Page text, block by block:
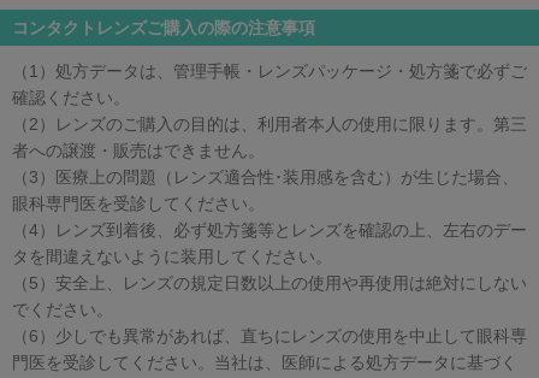
コンタクトレンズご購入の際の注意事項
（1）処方データは、管理手帳・レンズパッケージ・処方箋で必ずご
確認ください。
（2）レンズのご購入の目的は、利用者本人の使用に限ります。第三
者への譲渡・販売はできません。
（3）医療上の問題（レンズ適合性･装用感を含む）が生じた場合、
眼科専門医を受診してください。
（4）レンズ到着後、必ず処方箋等とレンズを確認の上、左右のデー
タを間違えないように装用してください。
（5）安全上、レンズの規定日数以上の使用や再使用は絶対にしない
でください。
（6）少しでも異常があれば、直ちにレンズの使用を中止して眼科専
門医を受診してください。当社は、医師による処方データに基づく